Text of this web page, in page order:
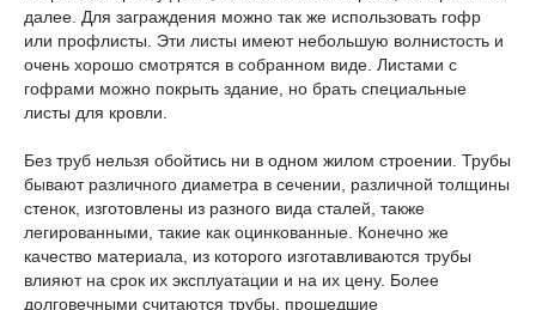
далее. Для заграждения можно так же использовать гофр
или профлисты. Эти листы имеют небольшую волнистость и
очень хорошо смотрятся в собранном виде. Листами с
гофрами можно покрыть здание, но брать специальные
листы для кровли.
Без труб нельзя обойтись ни в одном жилом строении. Трубы
бывают различного диаметра в сечении, различной толщины
стенок, изготовлены из разного вида сталей, также
легированными, такие как оцинкованные. Конечно же
качество материала, из которого изготавливаются трубы
влияют на срок их эксплуатации и на их цену. Более
долговечными считаются трубы, прошедшие